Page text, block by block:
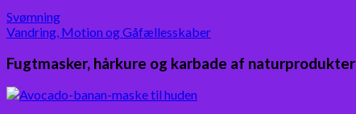
Svømning
Vandring, Motion og Gåfællesskaber
Fugtmasker, hårkure og karbade af naturprodukter